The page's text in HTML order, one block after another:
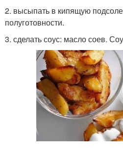
2. высыпать в кипящую
полуготовности.
3. сделать соус: масло соев.